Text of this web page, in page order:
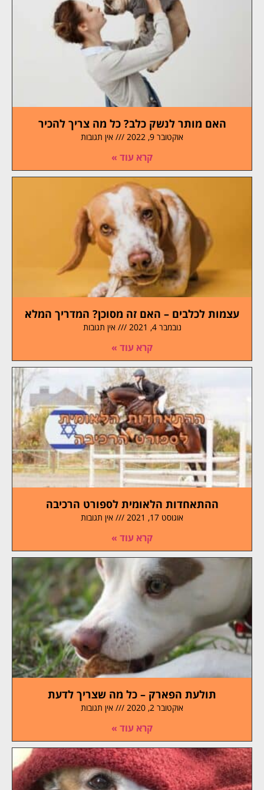
האם מותר לנשק כלב? כל מה צריך להכיר
אוקטובר 9, 2022 אין תגובות
קרא עוד »
עצמות לכלבים – האם זה מסוכן? המדריך המלא
נובמבר 4, 2021 אין תגובות
קרא עוד »
ההתאחדות הלאומית לספורט הרכיבה
אוגוסט 17, 2021 אין תגובות
קרא עוד »
תולעת הפארק – כל מה שצריך לדעת
אוקטובר 2, 2020 אין תגובות
קרא עוד »